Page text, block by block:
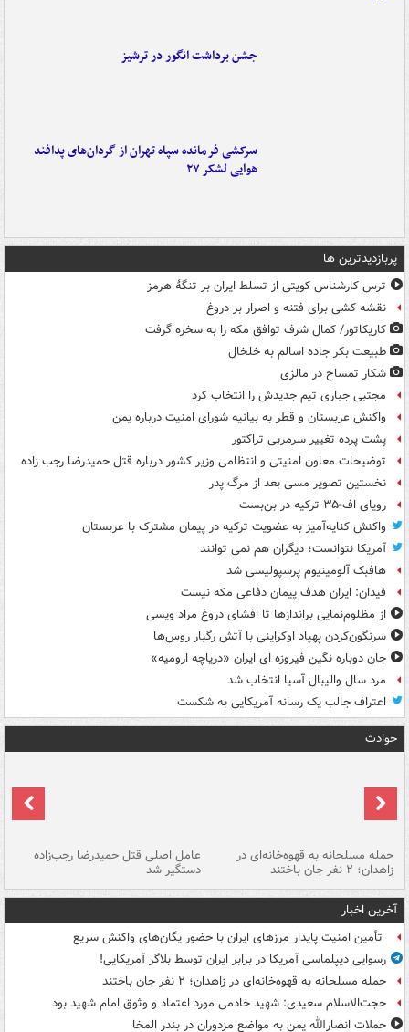
جشن برداشت انگور در ترشیز
سرکشی فرمانده سپاه تهران از گردان‌های پدافند
هوایی لشکر ۲۷
پربازدیدترین ها
ترس کارشناس کویتی از تسلط ایران بر تنگۀ هرمز
نقشه کشی برای فتنه و اصرار بر دروغ
کاریکاتور/ کمال شرف توافق مکه را به سخره گرفت
طبیعت بکر جاده اسالم به خلخال
شکار تمساح در مالزی
مجتبی جباری تیم جدیدش را انتخاب کرد
واکنش عربستان و قطر به بیانیه شورای امنیت درباره یمن
پشت پرده تغییر سرمربی تراکتور
توضیحات معاون امنیتی و انتظامی وزیر کشور درباره قتل حمیدرضا رجب زاده
نخستین تصویر مسی بعد از مرگ پدر
رویای اف-۳۵ ترکیه در بن‌بست
واکنش کنایه‌آمیز به عضویت ترکیه در پیمان مشترک با عربستان
آمریکا نتوانست؛ دیگران هم نمی توانند
هافبک آلومینیوم پرسپولیسی شد
فیدان: ایران هدف پیمان دفاعی مکه نیست
از مظلوم‌نمایی براندازها تا افشای دروغ مراد ویسی
سرنگون‌کردن پهپاد اوکراینی با آتش رگبار روس‌ها
جان دوباره نگین فیروزه ای ایران «دریاچه ارومیه»
مرد سال والیبال آسیا انتخاب شد
اعتراف جالب یک رسانه آمریکایی به شکست
حوادث
حمله مسلحانه به قهوه‌خانه‌ای در
زاهدان؛ ۲ نفر جان باختند
عامل اصلی قتل حمیدرضا رجب‌زاده
دستگیر شد
آخرین اخبار
تأمین امنیت پایدار مرزهای ایران با حضور یگان‌های واکنش سریع
رسوایی دیپلماسی آمریکا در برابر ایران توسط بلاگر آمریکایی!
حمله مسلحانه به قهوه‌خانه‌ای در زاهدان؛ ۲ نفر جان باختند
حجت‌الاسلام سعیدی: شهید خادمی مورد اعتماد و وثوق امام شهید بود
حملات انصارالله یمن به مواضع مزدوران در بندر المخا